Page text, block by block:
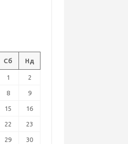
Сб Нд
1 2
8 9
15 16
22 23
29 30